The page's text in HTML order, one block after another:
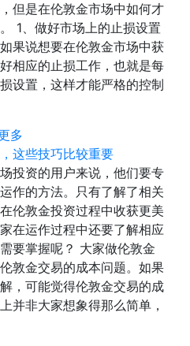
但是在伦敦金市场中如何才
1、做好市场上的止损设置
果说想要在伦敦金市场中获
相应的止损工作，也就是每
设置，这样才能严格的控制
多
这些技巧比较重要
投资的用户来说，他们要专
作的方法。只有了解了相关
伦敦金投资过程中收获更美
在运作过程中还要了解相应
要掌握呢？ 大家做伦敦金
敦金交易的成本问题。如果
，可能觉得伦敦金交易的成
并非大家想象得那么简单，